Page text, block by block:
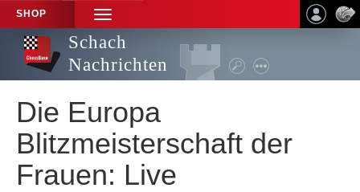
SHOP
TOGGLE
NAVIGATION
Schach
Nachrichten
Die Europa
Blitzmeisterschaft der
Frauen: Live